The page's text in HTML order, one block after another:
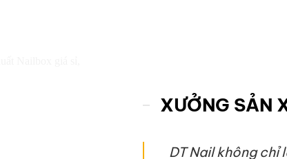
XƯỞNG SẢN
DT Nail không chỉ